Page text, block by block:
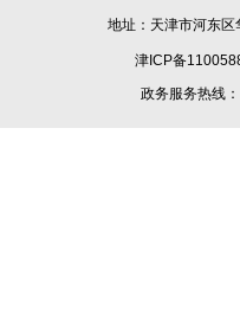
地址：天津市河
津ICP备
政务服务热线